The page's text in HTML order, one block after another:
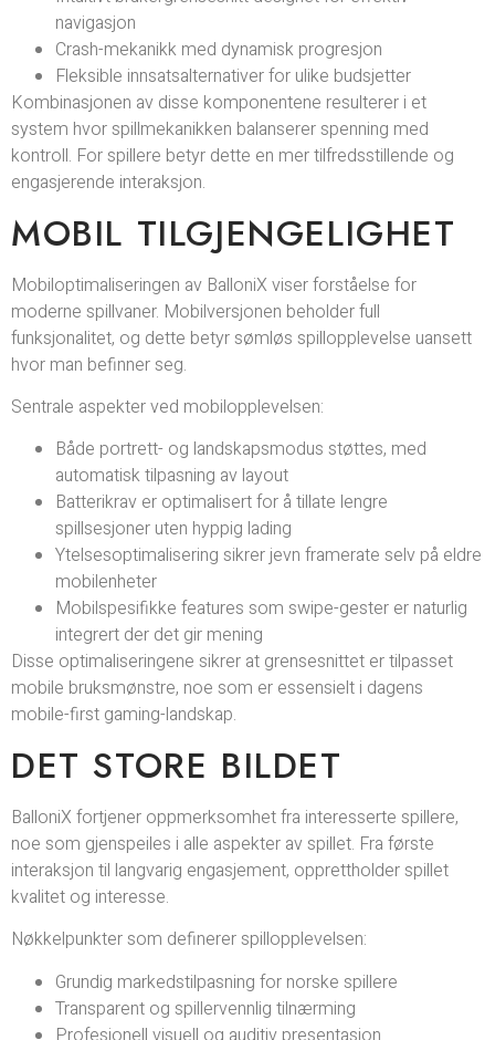
navigasjon
Crash-mekanikk med dynamisk progresjon
Fleksible innsatsalternativer for ulike budsjetter
Kombinasjonen av disse komponentene resulterer i et
system hvor spillmekanikken balanserer spenning med
kontroll. For spillere betyr dette en mer tilfredsstillende og
engasjerende interaksjon.
MOBIL TILGJENGELIGHET
Mobiloptimaliseringen av BalloniX viser forståelse for
moderne spillvaner. Mobilversjonen beholder full
funksjonalitet, og dette betyr sømløs spillopplevelse uansett
hvor man befinner seg.
Sentrale aspekter ved mobilopplevelsen:
Både portrett- og landskapsmodus støttes, med
automatisk tilpasning av layout
Batterikrav er optimalisert for å tillate lengre
spillsesjoner uten hyppig lading
Ytelsesoptimalisering sikrer jevn framerate selv på eldre
mobilenheter
Mobilspesifikke features som swipe-gester er naturlig
integrert der det gir mening
Disse optimaliseringene sikrer at grensesnittet er tilpasset
mobile bruksmønstre, noe som er essensielt i dagens
mobile-first gaming-landskap.
DET STORE BILDET
BalloniX fortjener oppmerksomhet fra interesserte spillere,
noe som gjenspeiles i alle aspekter av spillet. Fra første
interaksjon til langvarig engasjement, opprettholder spillet
kvalitet og interesse.
Nøkkelpunkter som definerer spillopplevelsen:
Grundig markedstilpasning for norske spillere
Transparent og spillervennlig tilnærming